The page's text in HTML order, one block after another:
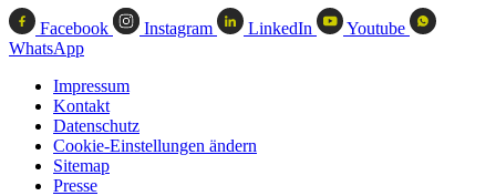
Facebook Instagram LinkedIn
Youtube
WhatsApp
Impressum
Kontakt
Datenschutz
Cookie-Einstellungen ändern
Sitemap
Presse